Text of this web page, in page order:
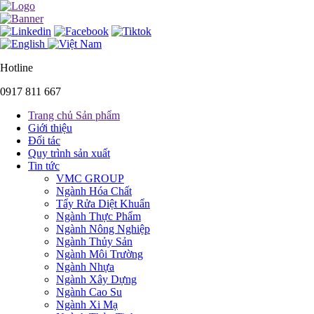
Hotline
0917 811 667
Trang chủ Sản phẩm
Giới thiệu
Đối tác
Quy trình sản xuất
Tin tức
VMC GROUP
Ngành Hóa Chất
Tẩy Rửa Diệt Khuẩn
Ngành Thực Phẩm
Ngành Nông Nghiệp
Ngành Thủy Sản
Ngành Môi Trường
Ngành Nhựa
Ngành Xây Dựng
Ngành Cao Su
Ngành Xi Mạ